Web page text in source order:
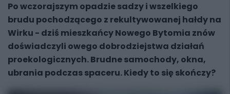
Po wczorajszym opadzie sadzy i wszelkiego
brudu pochodzącego z rekultywowanej hałdy na
Wirku - dziś mieszkańcy Nowego Bytomia znów
doświadczyli owego dobrodziejstwa działań
proekologicznych. Brudne samochody, okna,
ubrania podczas spaceru. Kiedy to się skończy?